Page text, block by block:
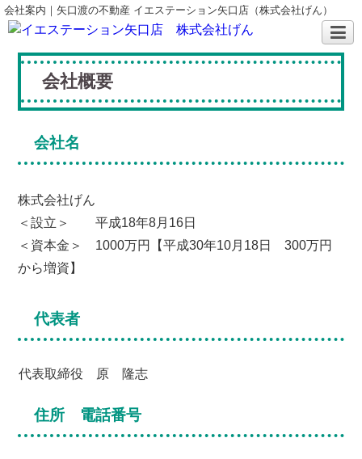
会社案内｜矢口渡の不動産 イエステーション矢口店（株式会社げん）
会社概要
会社名
株式会社げん
＜設立＞ 平成18年8月16日
＜資本金＞ 1000万円【平成30年10月18日 300万円
から増資】
代表者
代表取締役 原 隆志
住所 電話番号